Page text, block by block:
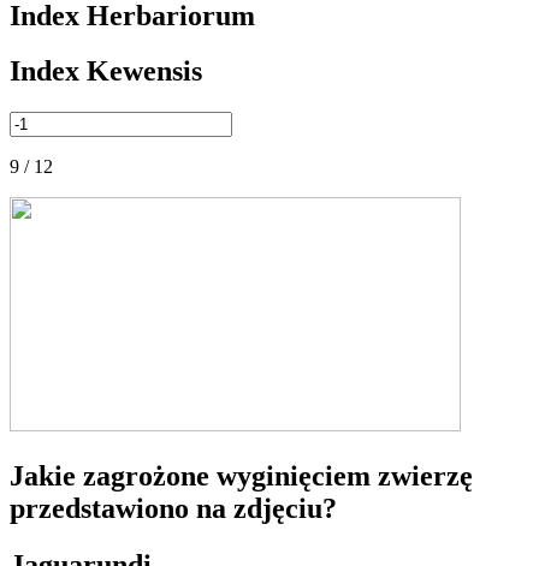
Index Herbariorum
Index Kewensis
9 / 12
Jakie zagrożone wyginięciem zwierzę
przedstawiono na zdjęciu?